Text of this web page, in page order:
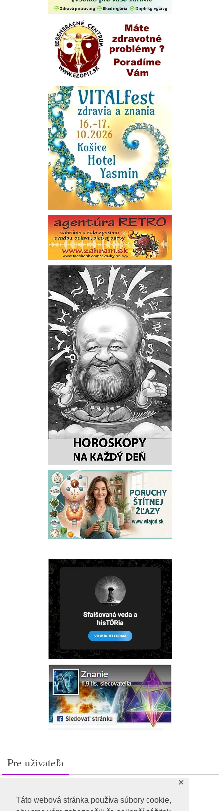
Táto webová stránka používa súbory cookie,
✕
Pre uživateľa
Feed záznamov
RSS feed komentárov